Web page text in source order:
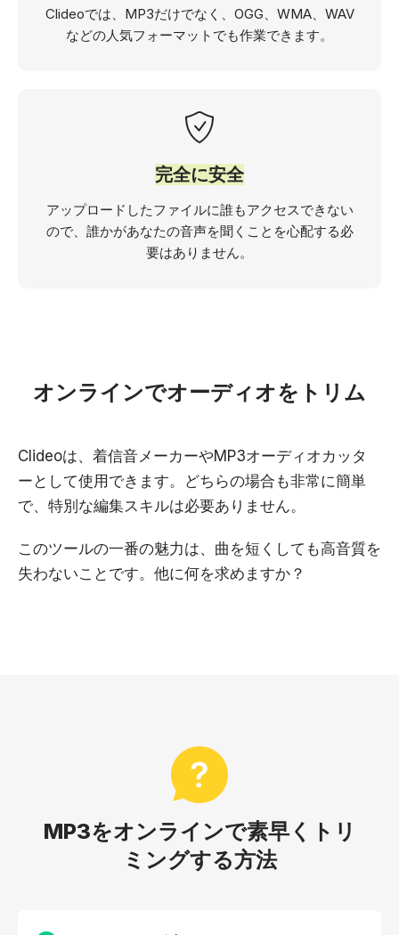
Clideoでは、MP3だけでなく、OGG、WMA、WAV
などの人気フォーマットでも作業できます。
完全に安全
アップロードしたファイルに誰もアクセスできない
ので、誰かがあなたの音声を聞くことを心配する必
要はありません。
オンラインでオーディオをトリム
Clideoは、着信音メーカーやMP3オーディオカッタ
ーとして使用できます。どちらの場合も非常に簡単
で、特別な編集スキルは必要ありません。
このツールの一番の魅力は、曲を短くしても高音質を
失わないことです。他に何を求めますか？
MP3をオンラインで素早くトリ
ミングする方法